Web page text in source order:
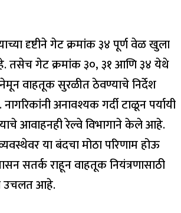
दृष्टीने गेट क्रमांक ३४ पूर्ण वेळ खुला
तसेच गेट क्रमांक ३०, ३१ आणि ३४ येथे
नेमून वाहतूक सुरळीत ठेवण्याचे निर्देश
अनावश्यक गर्दी टाळून पर्यायी
आवाहनही रेल्वे विभागाने केले आहे.
या बंदचा मोठा परिणाम होऊ
सतर्क राहून वाहतूक नियंत्रणासाठी
उचलत आहे.